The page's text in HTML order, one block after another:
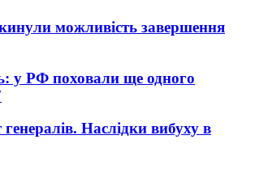
можливість завершення
у РФ поховали ще одного
генералів. Наслідки вибуху в